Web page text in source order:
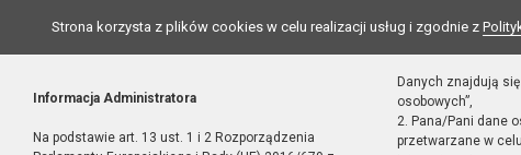
Strona korzysta z plików cookies w celu realizacji usług i zgodnie z
Informacja Administratora
Na podstawie art. 13 ust. 1 i 2 Rozporządzenia
Danych znajdują
osobowych”,
2. Pana/Pani dane
przetwarzane w